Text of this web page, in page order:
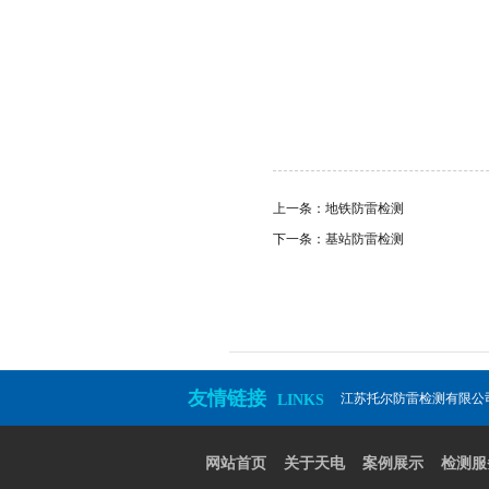
上一条：地铁防雷检测
下一条：基站防雷检测
友情链接 LINKS 江苏托尔防雷检测有限公
网站首页 关于天电 案例展示 检测服